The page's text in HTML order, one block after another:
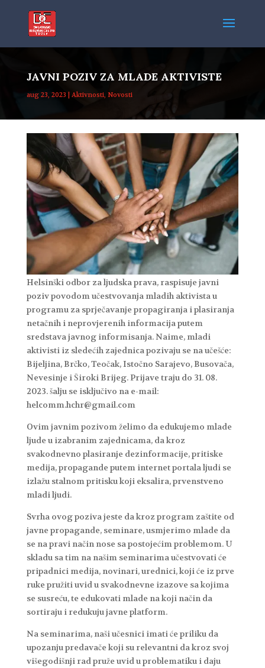
JAVNI POZIV ZA MLADE AKTIVISTE
aug 23, 2023 Aktivnosti, Novosti
Helsinški odbor za ljudska prava, raspisuje javni
poziv povodom učestvovanja mladih aktivista u
programu za sprječavanje propagiranja i plasiranja
netačnih i neprovjerenih informacija putem
sredstava javnog informisanja. Naime, mladi
aktivisti iz sledećih zajednica pozivaju se na učešće:
Bijeljina, Brčko, Teočak, Istočno Sarajevo, Busovača,
Nevesinje i Široki Brijeg. Prijave traju do 31. 08.
2023. šalju se isključivo na e-mail:
helcomm.hchr@gmail.com
Ovim javnim pozivom želimo da edukujemo mlade
ljude u izabranim zajednicama, da kroz
svakodnevno plasiranje dezinformacije, pritiske
medija, propagande putem internet portala ljudi se
izlažu stalnom pritisku koji eksalira, prvenstveno
mladi ljudi.
Svrha ovog poziva jeste da kroz program zaštite od
javne propagande, seminare, usmjerimo mlade da
se na pravi način nose sa postojećim problemom. U
skladu sa tim na našim seminarima učestvovati će
pripadnici medija, novinari, urednici, koji će iz prve
ruke pružiti uvid u svakodnevne izazove sa kojima
se susreću, te edukovati mlade na koji način da
sortiraju i redukuju javne platform.
Na seminarima, naši učesnici imati će priliku da
upozanju predavače koji su relevantni da kroz svoj
višegodišnji rad pruže uvid u problematiku i daju